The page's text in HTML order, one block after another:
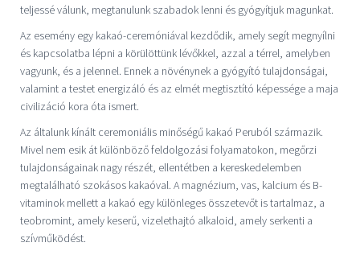
teljessé válunk, megtanulunk szabadok lenni és gyógyítjuk magunkat.
Az esemény egy kakaó-ceremóniával kezdődik, amely segít megnyílni
és kapcsolatba lépni a körülöttünk lévőkkel, azzal a térrel, amelyben
vagyunk, és a jelennel. Ennek a növénynek a gyógyító tulajdonságai,
valamint a testet energizáló és az elmét megtisztító képessége a maja
civilizáció kora óta ismert.
Az általunk kínált ceremoniális minőségű kakaó Peruból származik.
Mivel nem esik át különböző feldolgozási folyamatokon, megőrzi
tulajdonságainak nagy részét, ellentétben a kereskedelemben
megtalálható szokásos kakaóval. A magnézium, vas, kalcium és B-
vitaminok mellett a kakaó egy különleges összetevőt is tartalmaz, a
teobromint, amely keserű, vizelethajtó alkaloid, amely serkenti a
szívműködést.